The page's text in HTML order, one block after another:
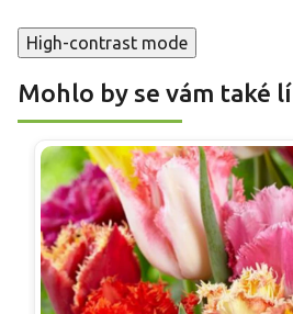
High-contrast mode
Mohlo by se vám také